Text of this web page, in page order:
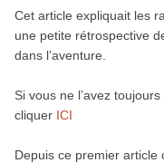
Cet article expliquait les
une petite rétrospective
dans l’aventure.
Si vous ne l’avez
cliquer ICI
Depuis ce premier article